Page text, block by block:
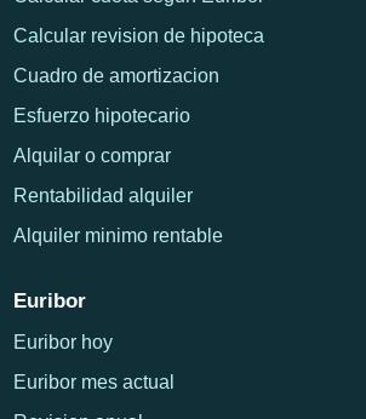
Calcular revision de hipoteca
Cuadro de amortizacion
Esfuerzo hipotecario
Alquilar o comprar
Rentabilidad alquiler
Alquiler minimo rentable
Euribor
Euribor hoy
Euribor mes actual